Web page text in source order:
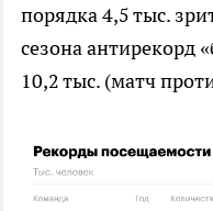
порядка 4,5 тыс.
сезона антирекорд
10,2 тыс. (матч